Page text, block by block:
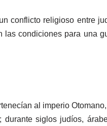
conflicto religioso entre
condiciones para una
al imperio
siglos judíos,